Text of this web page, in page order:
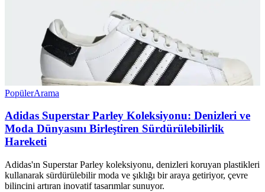
PopülerArama
Adidas Superstar Parley Koleksiyonu: Denizleri ve
Moda Dünyasını Birleştiren Sürdürülebilirlik
Hareketi
Adidas'ın Superstar Parley koleksiyonu, denizleri koruyan plastikleri
kullanarak sürdürülebilir moda ve şıklığı bir araya getiriyor, çevre
bilincini artıran inovatif tasarımlar sunuyor.